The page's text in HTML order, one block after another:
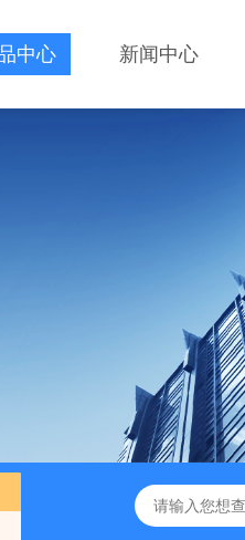
中心 新闻中心
C.A6292法国CA大电